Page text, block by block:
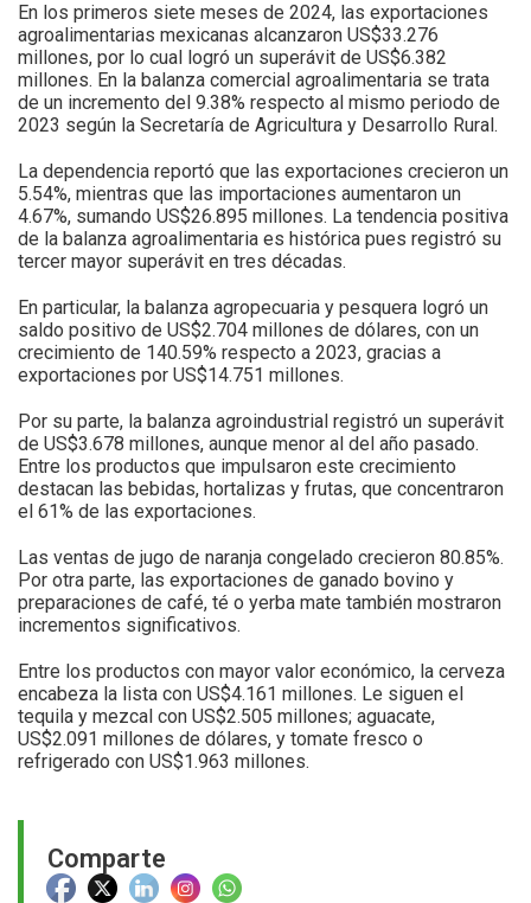
Comparte
En los primeros siete meses de 2024, las exportaciones
agroalimentarias mexicanas alcanzaron US$33.276
millones, por lo cual logró un superávit de US$6.382
millones. En la balanza comercial agroalimentaria se trata
de un incremento del 9.38% respecto al mismo periodo de
2023 según la Secretaría de Agricultura y Desarrollo Rural.
La dependencia reportó que las exportaciones crecieron un
5.54%, mientras que las importaciones aumentaron un
4.67%, sumando US$26.895 millones. La tendencia positiva
de la balanza agroalimentaria es histórica pues registró su
tercer mayor superávit en tres décadas.
En particular, la balanza agropecuaria y pesquera logró un
saldo positivo de US$2.704 millones de dólares, con un
crecimiento de 140.59% respecto a 2023, gracias a
exportaciones por US$14.751 millones.
Por su parte, la balanza agroindustrial registró un superávit
de US$3.678 millones, aunque menor al del año pasado.
Entre los productos que impulsaron este crecimiento
destacan las bebidas, hortalizas y frutas, que concentraron
el 61% de las exportaciones.
Las ventas de jugo de naranja congelado crecieron 80.85%.
Por otra parte, las exportaciones de ganado bovino y
preparaciones de café, té o yerba mate también mostraron
incrementos significativos.
Entre los productos con mayor valor económico, la cerveza
encabeza la lista con US$4.161 millones. Le siguen el
tequila y mezcal con US$2.505 millones; aguacate,
US$2.091 millones de dólares, y tomate fresco o
refrigerado con US$1.963 millones.